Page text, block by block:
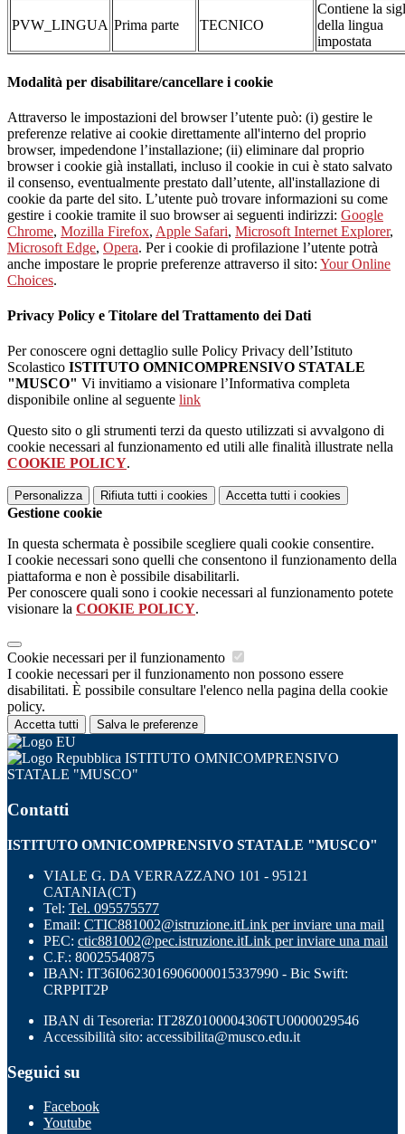
PVW_LINGUA Prima parte TECNICO
Contiene la
della lingua
impostata
Modalità per disabilitare/cancellare i cookie
Attraverso le impostazioni del browser l’utente può: (i) gestire le
preferenze relative ai cookie direttamente all'interno del proprio
browser, impedendone l’installazione; (ii) eliminare dal proprio
browser i cookie già installati, incluso il cookie in cui è stato salvato
il consenso, eventualmente prestato dall’utente, all'installazione di
cookie da parte del sito. L’utente può trovare informazioni su come
gestire i cookie tramite il suo browser ai seguenti indirizzi: Google
Chrome, Mozilla Firefox, Apple Safari, Microsoft Internet Explorer,
Microsoft Edge, Opera. Per i cookie di profilazione l’utente potrà
anche impostare le proprie preferenze attraverso il sito: Your Online
Choices.
Privacy Policy e Titolare del Trattamento dei Dati
Per conoscere ogni dettaglio sulle Policy Privacy dell’Istituto
Scolastico ISTITUTO OMNICOMPRENSIVO STATALE
"MUSCO" Vi invitiamo a visionare l’Informativa completa
disponibile online al seguente link
Questo sito o gli strumenti terzi da questo utilizzati si avvalgono di
cookie necessari al funzionamento ed utili alle finalità illustrate nella
COOKIE POLICY.
Personalizza Rifiuta tutti i cookies Accetta tutti i cookies
Gestione cookie
In questa schermata è possibile scegliere quali cookie consentire.
I cookie necessari sono quelli che consentono il funzionamento della
piattaforma e non è possibile disabilitarli.
Per conoscere quali sono i cookie necessari al funzionamento potete
visionare la COOKIE POLICY.
Cookie necessari per il funzionamento
I cookie necessari per il funzionamento non possono essere
disabilitati. È possibile consultare l'elenco nella pagina della cookie
policy.
Accetta tutti Salva le preferenze
ISTITUTO OMNICOMPRENSIVO
STATALE "MUSCO"
Contatti
ISTITUTO OMNICOMPRENSIVO STATALE "MUSCO"
VIALE G. DA VERRAZZANO 101 - 95121
CATANIA(CT)
Tel: Tel. 095575577
Email: CTIC881002@istruzione.itLink per inviare una mail
PEC: ctic881002@pec.istruzione.itLink per inviare una mail
C.F.: 80025540875
IBAN: IT36I0623016906000015337990 - Bic Swift:
CRPPIT2P
IBAN di Tesoreria: IT28Z0100004306TU0000029546
Accessibilità sito: accessibilita@musco.edu.it
Seguici su
Facebook
Youtube